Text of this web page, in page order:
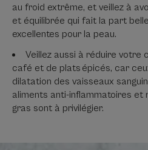
au froid extrême, et veillez à
et équilibrée qui fait la part
excellentes pour la peau.
Veillez aussi à réduire votre
café et de plats épicés, car
dilatation des vaisseaux
aliments anti-inflammatoires et
gras sont à privilégier. ​